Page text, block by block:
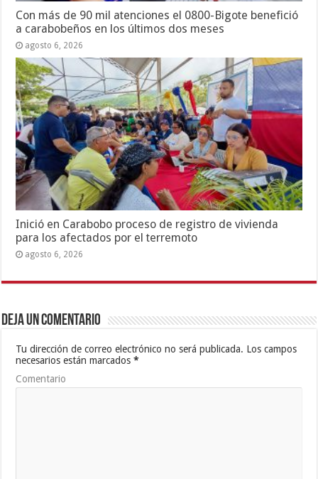
Con más de 90 mil atenciones el 0800-Bigote benefició
a carabobeños en los últimos dos meses
agosto 6, 2026
Inició en Carabobo proceso de registro de vivienda
para los afectados por el terremoto
agosto 6, 2026
Deja un comentario
Tu dirección de correo electrónico no será publicada. Los campos
necesarios están marcados*
Comentario